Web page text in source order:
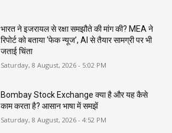
भारत ने इजरायल से रक्षा समझौते की मांग की? MEA ने
रिपोर्ट को बताया ‘फेक न्यूज’, AI से तैयार सामग्री पर भी
जताई चिंता
Saturday, 8 August, 2026 - 5:02 PM
Bombay Stock Exchange क्या है और यह कैसे
काम करता है? आसान भाषा में समझें
Saturday, 8 August, 2026 - 4:52 PM